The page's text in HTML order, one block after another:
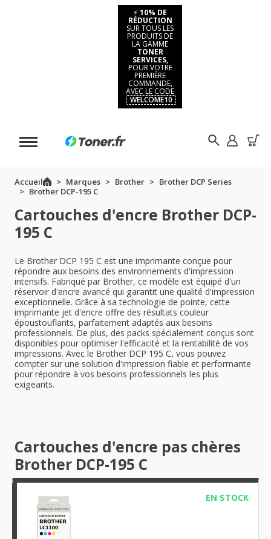
⚡ 10% DE
RÉDUCTION
SUR TOUS LES
PRODUITS DE
LA GAMME
TONER
SERVICES,
POUR VOTRE
PREMIÈRE
COMMANDE,
AVEC LE CODE
WELCOME10
Accueil Marques Brother
Brother DCP Series
Brother DCP-195 C
Cartouches d'encre Brother DCP-
195 C
Le Brother DCP 195 C est une imprimante conçue pour
répondre aux besoins des environnements d'impression
intensifs. Fabriqué par Brother, ce modèle est équipé d'un
réservoir d'encre avancé qui garantit une qualité d'impression
exceptionnelle. Grâce à sa technologie de pointe, cette
imprimante jet d'encre offre des résultats couleur
époustouflants, parfaitement adaptés aux besoins
professionnels. De plus, des packs spécialement conçus sont
disponibles pour optimiser l'efficacité et la rentabilité de vos
impressions. Avec le Brother DCP 195 C, vous pouvez
compter sur une solution d'impression fiable et performante
pour répondre à vos besoins professionnels les plus
exigeants.
Cartouches d'encre pas chères
Brother DCP-195 C
EN STOCK